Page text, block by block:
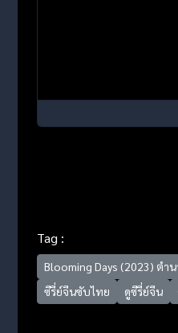
Tag :
Blooming Days (2023) ตำ
ซีรี่ย์จีนซับไทย
ดูซีรี่ย์จีน